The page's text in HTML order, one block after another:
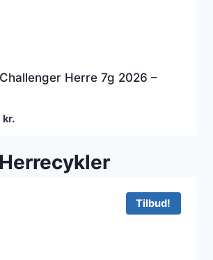
Herre 7g 2026 –
kr.Den
er:
Tilbud!